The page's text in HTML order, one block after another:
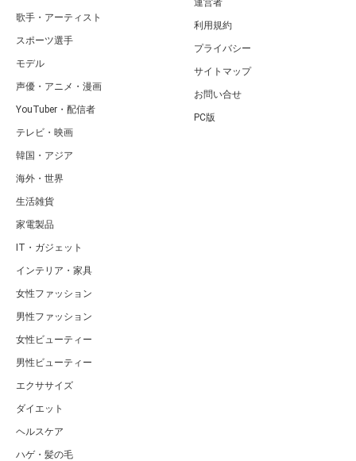
歌手・アーティスト
スポーツ選手
モデル
声優・アニメ・漫画
YouTuber・配信者
テレビ・映画
韓国・アジア
海外・世界
生活雑貨
家電製品
IT・ガジェット
インテリア・家具
女性ファッション
男性ファッション
女性ビューティー
男性ビューティー
エクササイズ
ダイエット
ヘルスケア
ハゲ・髪の毛
運営者
利用規約
プライバシー
サイトマップ
お問い合せ
PC版